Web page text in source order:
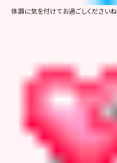
体調に気を付けてお過ごしくださいね